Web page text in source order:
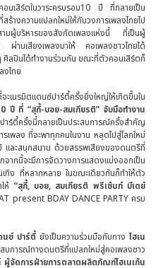
นเสิร์ตในวาระครบรอบ10 ปี ที่กลายเป็น
างความแปลกใหม่ให้กับวงการเพลงไทยไป
ผู้บริหารของสังกัดเพลงแห่งนี้ ที่เป็นผู้
ผ่านเสียงเพลงมาให้ คอเพลงชาวไทยได้
ลปินได้ทำงานร่วมกัน ขณะที่ตัวคอนเสิร์ตก็
งไทย
ะเนรมิตแดนซ์ปาร์ตี้ครั้งยิ่งใหญ่ให้เกิดขึ้นใน
ปี ที่ “สุกี้-บอย-สมเกียรติ”จับมือทำงาน
าร์ตี้ครั้งนี้กลายเป็นประสบการณ์ครั้งสำคัญ
เพลง ที่จะพาทุกคนในงาน หลุดไปสู่โลกใหม่
และสนุกสนาน ด้วยสรรพเสียงของดนตรีที่
กนี้จะมีการจัดวางการแสดงแบ่งออกเป็น
ทิง ที่หลากหลาย ในขณะเดียวกันก็ทำให้ตัว
ห้ “สุกี้, บอย, สมเกียรติ พรีเซ้นท์ บีเดย์
present BDAY DANCE PARTY ครบ
นซ์ ปาร์ตี้ ยังเป็นความร่วมมือกับทางไฮเน
บการณ์ทางดนตรีที่แปลกใหม่สู่คอเพลงชาว
ผู้จัดการฝ่ายการตลาดผลิตภัณฑ์ไฮเนเก้น